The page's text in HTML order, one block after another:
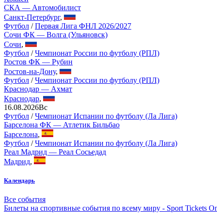
СКА — Автомобилист
Санкт-Петербург,
Футбол /Первая Лига ФНЛ 2026/2027
Сочи ФК — Волга (Ульяновск)
Сочи,
Футбол /Чемпионат России по футболу (РПЛ)
Ростов ФК — Рубин
Ростов-на-Дону,
Футбол /Чемпионат России по футболу (РПЛ)
Краснодар — Ахмат
Краснодар,
16.08.2026Вс
Футбол /Чемпионат Испании по футболу (Ла Лига)
Барселона ФК — Атлетик Бильбао
Барселона,
Футбол /Чемпионат Испании по футболу (Ла Лига)
Реал Мадрид — Реал Сосьедад
Мадрид,
Календарь
Все события
Билеты на спортивные события по всему миру - Sport Tickets